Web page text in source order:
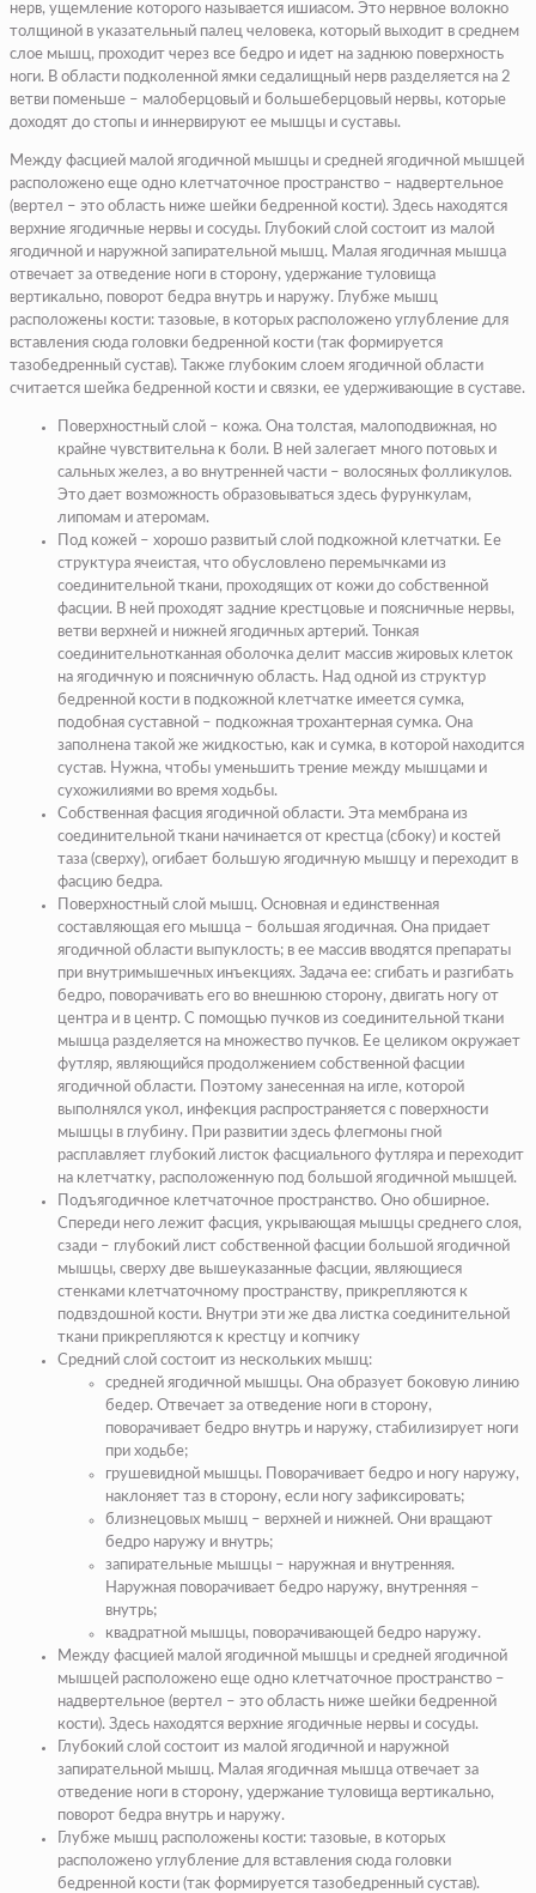
нерв, ущемление которого называется ишиасом. Это нервное волокно
толщиной в указательный палец человека, который выходит в среднем
слое мышц, проходит через все бедро и идет на заднюю поверхность
ноги. В области подколенной ямки седалищный нерв разделяется на 2
ветви поменьше – малоберцовый и большеберцовый нервы, которые
доходят до стопы и иннервируют ее мышцы и суставы.
Между фасцией малой ягодичной мышцы и средней ягодичной мышцей
расположено еще одно клетчаточное пространство – надвертельное
(вертел – это область ниже шейки бедренной кости). Здесь находятся
верхние ягодичные нервы и сосуды. Глубокий слой состоит из малой
ягодичной и наружной запирательной мышц. Малая ягодичная мышца
отвечает за отведение ноги в сторону, удержание туловища
вертикально, поворот бедра внутрь и наружу. Глубже мышц
расположены кости: тазовые, в которых расположено углубление для
вставления сюда головки бедренной кости (так формируется
тазобедренный сустав). Также глубоким слоем ягодичной области
считается шейка бедренной кости и связки, ее удерживающие в суставе.
Поверхностный слой – кожа. Она толстая, малоподвижная, но
крайне чувствительна к боли. В ней залегает много потовых и
сальных желез, а во внутренней части – волосяных фолликулов.
Это дает возможность образовываться здесь фурункулам,
липомам и атеромам.
Под кожей – хорошо развитый слой подкожной клетчатки. Ее
структура ячеистая, что обусловлено перемычками из
соединительной ткани, проходящих от кожи до собственной
фасции. В ней проходят задние крестцовые и поясничные нервы,
ветви верхней и нижней ягодичных артерий. Тонкая
соединительнотканная оболочка делит массив жировых клеток
на ягодичную и поясничную область. Над одной из структур
бедренной кости в подкожной клетчатке имеется сумка,
подобная суставной – подкожная трохантерная сумка. Она
заполнена такой же жидкостью, как и сумка, в которой находится
сустав. Нужна, чтобы уменьшить трение между мышцами и
сухожилиями во время ходьбы.
Собственная фасция ягодичной области. Эта мембрана из
соединительной ткани начинается от крестца (сбоку) и костей
таза (сверху), огибает большую ягодичную мышцу и переходит в
фасцию бедра.
Поверхностный слой мышц. Основная и единственная
составляющая его мышца – большая ягодичная. Она придает
ягодичной области выпуклость; в ее массив вводятся препараты
при внутримышечных инъекциях. Задача ее: сгибать и разгибать
бедро, поворачивать его во внешнюю сторону, двигать ногу от
центра и в центр. С помощью пучков из соединительной ткани
мышца разделяется на множество пучков. Ее целиком окружает
футляр, являющийся продолжением собственной фасции
ягодичной области. Поэтому занесенная на игле, которой
выполнялся укол, инфекция распространяется с поверхности
мышцы в глубину. При развитии здесь флегмоны гной
расплавляет глубокий листок фасциального футляра и переходит
на клетчатку, расположенную под большой ягодичной мышцей.
Подъягодичное клетчаточное пространство. Оно обширное.
Спереди него лежит фасция, укрывающая мышцы среднего слоя,
сзади – глубокий лист собственной фасции большой ягодичной
мышцы, сверху две вышеуказанные фасции, являющиеся
стенками клетчаточному пространству, прикрепляются к
подвздошной кости. Внутри эти же два листка соединительной
ткани прикрепляются к крестцу и копчику
Средний слой состоит из нескольких мышц:
средней ягодичной мышцы. Она образует боковую линию
бедер. Отвечает за отведение ноги в сторону,
поворачивает бедро внутрь и наружу, стабилизирует ноги
при ходьбе;
грушевидной мышцы. Поворачивает бедро и ногу наружу,
наклоняет таз в сторону, если ногу зафиксировать;
близнецовых мышц – верхней и нижней. Они вращают
бедро наружу и внутрь;
запирательные мышцы – наружная и внутренняя.
Наружная поворачивает бедро наружу, внутренняя –
внутрь;
квадратной мышцы, поворачивающей бедро наружу.
Между фасцией малой ягодичной мышцы и средней ягодичной
мышцей расположено еще одно клетчаточное пространство –
надвертельное (вертел – это область ниже шейки бедренной
кости). Здесь находятся верхние ягодичные нервы и сосуды.
Глубокий слой состоит из малой ягодичной и наружной
запирательной мышц. Малая ягодичная мышца отвечает за
отведение ноги в сторону, удержание туловища вертикально,
поворот бедра внутрь и наружу.
Глубже мышц расположены кости: тазовые, в которых
расположено углубление для вставления сюда головки
бедренной кости (так формируется тазобедренный сустав).